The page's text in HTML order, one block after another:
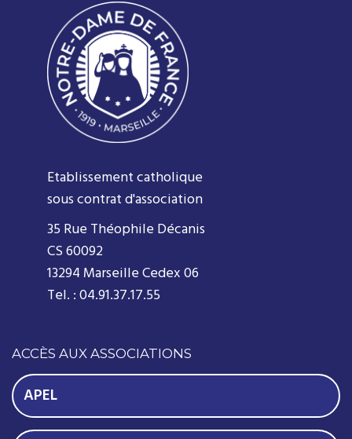
Etablissement catholique
sous contrat d'association
35 Rue Théophile Décanis
CS 60092
13294 Marseille Cedex 06
Tel. : 04.91.37.17.55
ACCÈS AUX ASSOCIATIONS
APEL